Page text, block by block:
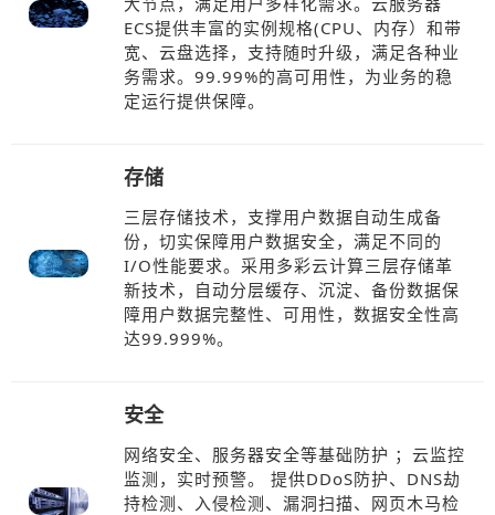
ECS提供丰富的实例规格(CPU、内存）和带
宽、云盘选择，支持随时升级，满足各种业
务需求。99.99%的高可用性，为业务的稳
定运行提供保障。
存储
三层存储技术，支撑用户数据自动生成备
份，切实保障用户数据安全，满足不同的
I/O性能要求。采用多彩云计算三层存储革
新技术，自动分层缓存、沉淀、备份数据保
障用户数据完整性、可用性，数据安全性高
达99.999%。
安全
网络安全、服务器安全等基础防护 ；云监控
监测，实时预警。 提供DDoS防护、DNS劫
持检测、入侵检测、漏洞扫描、网页木马检